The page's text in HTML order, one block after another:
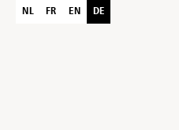
NL FR EN DE